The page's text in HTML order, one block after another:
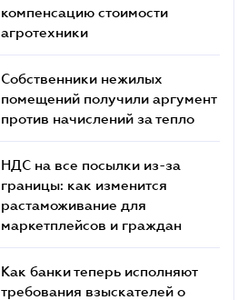
компенсацию стоимости
агротехники
Собственники нежилых
помещений получили аргумент
против начислений за тепло
НДС на все посылки из-за
границы: как изменится
растаможивание для
маркетплейсов и граждан
Как банки теперь исполняют
требования взыскателей о